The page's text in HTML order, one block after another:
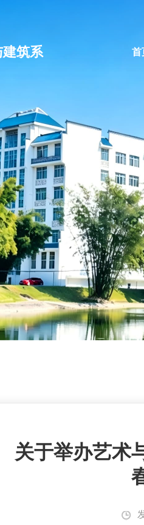
筑系 首
关于举办艺术